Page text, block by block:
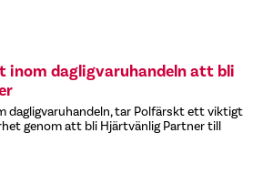
inom dagligvaruhandeln att bli
dagligvaruhandeln, tar Polfärskt ett viktigt
genom att bli Hjärtvänlig Partner till